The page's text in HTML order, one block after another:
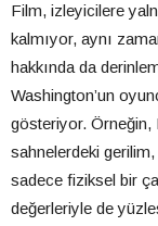
Film, izleyicilere
kalmıyor, aynı
hakkında da
Washington’un
gösteriyor. Örneğin,
sahnelerdeki
sadece fiziksel bir
değerleriyle de